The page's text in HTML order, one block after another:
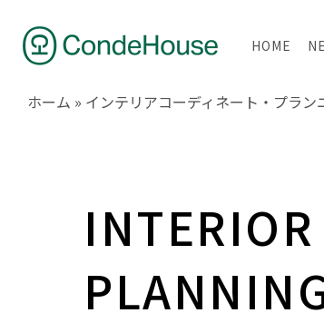
HOME
ホーム » インテリアコーディネート・プラン
INTERIOR